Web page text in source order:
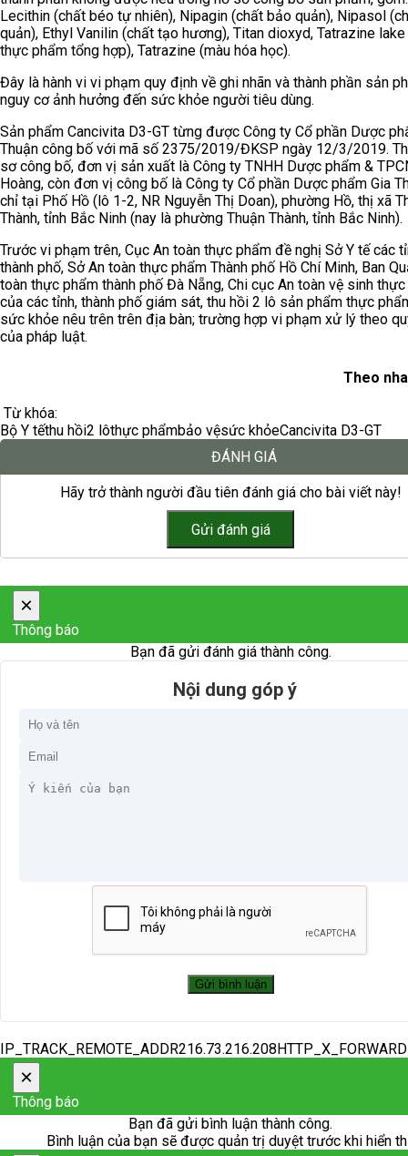
Lecithin (chất béo tự nhiên), Nipagin (chất bảo quản), Nipasol
quản), Ethyl Vanilin (chất tạo hương), Titan dioxyd, Tatrazine lake
thực phẩm tổng hợp), Tatrazine (màu hóa học).
Đây là hành vi vi phạm quy định về ghi nhãn và thành phần sản
nguy cơ ảnh hưởng đến sức khỏe người tiêu dùng.
Sản phẩm Cancivita D3-GT từng được Công ty Cổ phần Dược
Thuận công bố với mã số 2375/2019/ĐKSP ngày 12/3/2019.
sơ công bố, đơn vị sản xuất là Công ty TNHH Dược phẩm &
Hoàng, còn đơn vị công bố là Công ty Cổ phần Dược phẩm Gia
chỉ tại Phố Hồ (lô 1-2, NR Nguyễn Thị Doan), phường Hồ, thị xã
Thành, tỉnh Bắc Ninh (nay là phường Thuận Thành, tỉnh Bắc Ninh).
Trước vi phạm trên, Cục An toàn thực phẩm đề nghị Sở Y tế các
thành phố, Sở An toàn thực phẩm Thành phố Hồ Chí Minh, Ban
toàn thực phẩm thành phố Đà Nẵng, Chi cục An toàn vệ sinh
của các tỉnh, thành phố giám sát, thu hồi 2 lô sản phẩm thực
sức khỏe nêu trên trên địa bàn; trường hợp vi phạm xử lý theo
của pháp luật.
Theo
Từ khóa:
Bộ Y tếthu hồi2 lôthực phẩmbảo vệsức khỏeCancivita D3-GT
ĐÁNH GIÁ
Hãy trở thành người đầu tiên đánh giá cho bài viết này!
×
Thông báo
Bạn đã gửi đánh giá thành công.
Nội dung góp ý
×
Thông báo
Bạn đã gửi bình luận thành công.
Bình luận của bạn sẽ được quản trị duyệt trước khi hiển